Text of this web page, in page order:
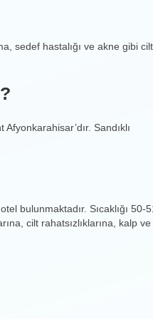
sedef hastalığı ve akne gibi cilt
Sandıklı
bulunmaktadır. Sıcaklığı 50-
cilt rahatsızlıklarına, kalp ve